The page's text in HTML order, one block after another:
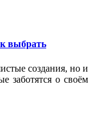
выбрать
создания, но и
заботятся о своём